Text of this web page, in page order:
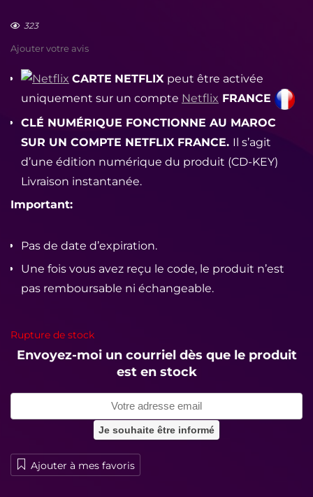
était :
323
Ajouter votre avis
CARTE NETFLIX peut être activée
uniquement sur un compte Netflix FRANCE
CLÉ NUMÉRIQUE FONCTIONNE AU MAROC
SUR UN COMPTE NETFLIX FRANCE. Il s’agit
d’une édition numérique du produit (CD-KEY)
Livraison instantanée.
Important:
Pas de date d’expiration.
Une fois vous avez reçu le code, le produit n’est
pas remboursable ni échangeable.
Rupture de stock
Envoyez-moi un courriel dès que le produit
est en stock
Ajouter à mes favoris